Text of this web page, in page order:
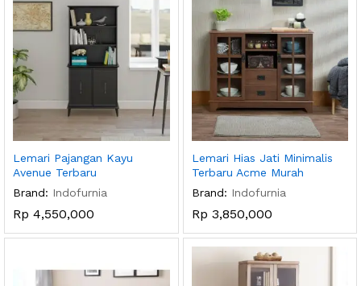
Lemari Pajangan Kayu
Avenue Terbaru
Brand: Indofurnia
Rp 4,550,000
Lemari Hias Jati Minimalis
Terbaru Acme Murah
Brand: Indofurnia
Rp 3,850,000